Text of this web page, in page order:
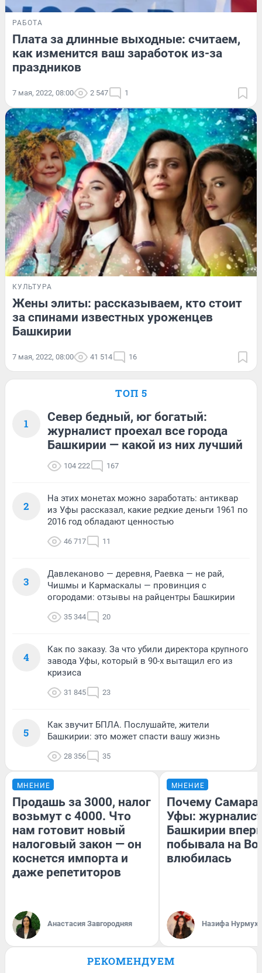
РАБОТА
Плата за длинные выходные: считаем,
как изменится ваш заработок из-за
праздников
7 мая, 2022, 08:00 2 547 1
КУЛЬТУРА
Жены элиты: рассказываем, кто стоит
за спинами известных уроженцев
Башкирии
7 мая, 2022, 08:00 41 514 16
ТОП 5
1
Север бедный, юг богатый:
журналист проехал все города
Башкирии — какой из них лучший
104 222 167
2
На этих монетах можно заработать: антиквар
из Уфы рассказал, какие редкие деньги 1961 по
2016 год обладают ценностью
46 717 11
3
Давлеканово — деревня, Раевка — не рай,
Чишмы и Кармаскалы — провинция с
огородами: отзывы на райцентры Башкирии
35 344 20
4
Как по заказу. За что убили директора крупного
завода Уфы, который в 90-х вытащил его из
кризиса
31 845 23
5
Как звучит БПЛА. Послушайте, жители
Башкирии: это может спасти вашу жизнь
28 356 35
МНЕНИЕ
Продашь за 3000, налог
возьмут с 4000. Что
нам готовит новый
налоговый закон — он
коснется импорта и
даже репетиторов
Анастасия Завгородняя
МНЕНИЕ
Почему Самара
Уфы:
Башкирии
побывала на
влюбилась
Назифа
РЕКОМЕНДУЕМ